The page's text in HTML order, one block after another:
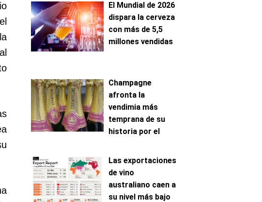
El Mundial de 2026
dispara la cerveza
con más de 5,5
millones vendidas
Champagne
afronta la
vendimia más
temprana de su
historia por el
maduración
Las exportaciones
de vino
australiano caen a
su nivel más bajo